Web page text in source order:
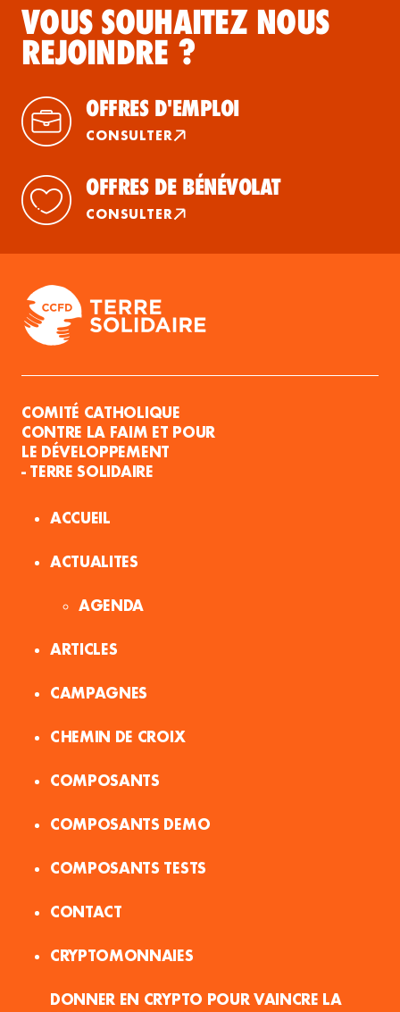
VOUS SOUHAITEZ NOUS
REJOINDRE ?
OFFRES D'EMPLOI
CONSULTER
OFFRES DE BÉNÉVOLAT
CONSULTER
COMITÉ CATHOLIQUE
CONTRE LA FAIM ET POUR
LE DÉVELOPPEMENT
- TERRE SOLIDAIRE
ACCUEIL
ACTUALITES
AGENDA
ARTICLES
CAMPAGNES
CHEMIN DE CROIX
COMPOSANTS
COMPOSANTS DEMO
COMPOSANTS TESTS
CONTACT
CRYPTOMONNAIES
DONNER EN CRYPTO POUR VAINCRE LA